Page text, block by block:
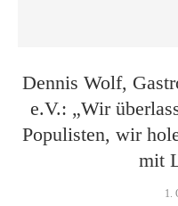
Dennis Wolf,
e.V.: „Wir
Populisten, wir
mit
1.